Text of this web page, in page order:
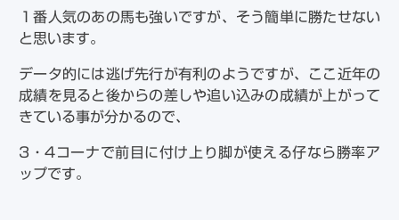
１番人気のあの馬も強いですが、そう簡単に勝たせない
と思います。
データ的には逃げ先行が有利のようですが、ここ近年の
成績を見ると後からの差しや追い込みの成績が上がって
きている事が分かるので、
3・4コーナで前目に付け上り脚が使える仔なら勝率ア
ップです。